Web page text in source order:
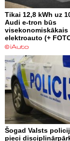
Tikai 12,8 kWh uz
Audi e-tron būs
visekonomiskākais
elektroauto (+
Šogad Valsts
pieci